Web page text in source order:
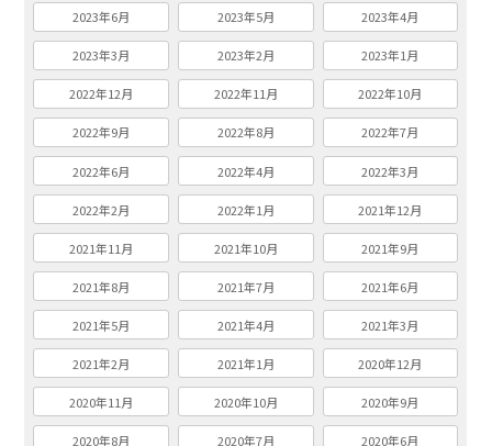
2023年6月 2023年5月 2023年4月
2023年3月 2023年2月 2023年1月
2022年12月 2022年11月 2022年10月
2022年9月 2022年8月 2022年7月
2022年6月 2022年4月 2022年3月
2022年2月 2022年1月 2021年12月
2021年11月 2021年10月 2021年9月
2021年8月 2021年7月 2021年6月
2021年5月 2021年4月 2021年3月
2021年2月 2021年1月 2020年12月
2020年11月 2020年10月 2020年9月
2020年8月 2020年7月 2020年6月